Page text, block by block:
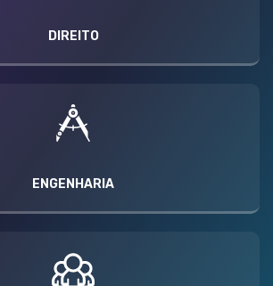
DIREITO
ENGENHARIA